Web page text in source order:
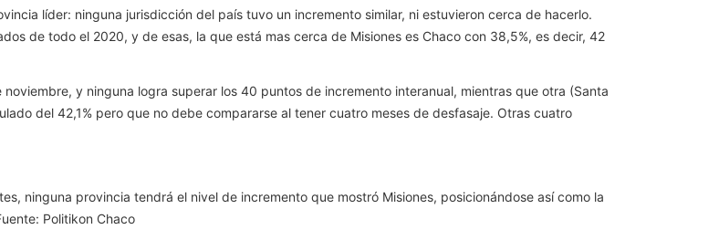
líder: ninguna jurisdicción del país tuvo un incremento similar, ni estuvieron cerca de hacerlo.
de todo el 2020, y de esas, la que está mas cerca de Misiones es Chaco con 38,5%, es decir, 42
y ninguna logra superar los 40 puntos de incremento interanual, mientras que otra (Santa
del 42,1% pero que no debe compararse al tener cuatro meses de desfasaje. Otras cuatro
ninguna provincia tendrá el nivel de incremento que mostró Misiones, posicionándose así como la
Politikon Chaco